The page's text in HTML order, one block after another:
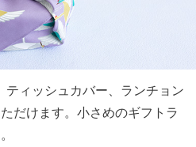
ティッシュカバー、ランチョン
だけます。小さめのギフトラ